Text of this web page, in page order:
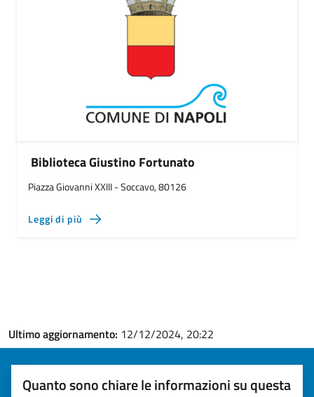
Biblioteca Giustino Fortunato
Piazza Giovanni XXIII - Soccavo, 80126
Leggi di più
Ultimo aggiornamento: 12/12/2024, 20:22
Quanto sono chiare le informazioni su questa